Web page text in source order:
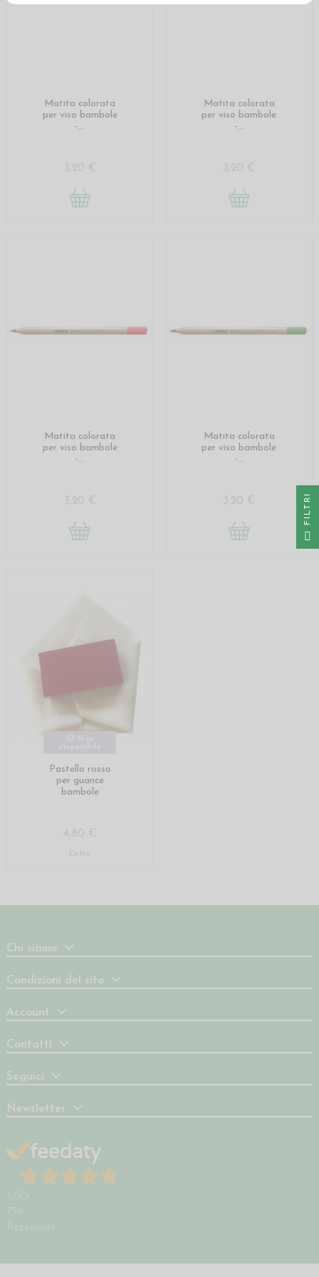
Matita colorata
per viso bambole
-...
3,20 €
Matita colorata
per viso bambole
-...
3,20 €
Matita colorata
per viso bambole
-...
3,20 €
Matita colorata
per viso bambole
-...
3,20 €
Pastello rosso
per guance
bambole
4,80 €
Entra
Chi siamo
Condizioni del sito
Account
Contatti
Seguici
Newsletter
5,0 /5
739
Recensioni
I